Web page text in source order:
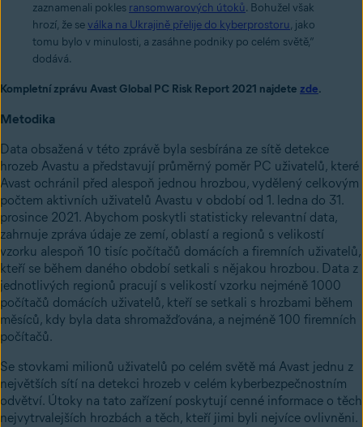
zaznamenali pokles ransomwarových útoků. Bohužel však
hrozí, že seválka na Ukrajině přelije do kyberprostoru, jako
tomu bylo v minulosti, a zasáhne podniky po celém světě,“
dodává.
Kompletní zprávu Avast Global PC Risk Report 2021 najdete zde.
Metodika
Data obsažená v této zprávě byla sesbírána ze sítě detekce
hrozeb Avastu a představují průměrný poměr PC uživatelů, které
Avast ochránil před alespoň jednou hrozbou, vydělený celkovým
počtem aktivních uživatelů Avastu v období od 1. ledna do 31.
prosince 2021. Abychom poskytli statisticky relevantní data,
zahrnuje zpráva údaje ze zemí, oblastí a regionů s velikostí
vzorku alespoň 10 tisíc počítačů domácích a firemních uživatelů,
kteří se během daného období setkali s nějakou hrozbou. Data z
jednotlivých regionů pracují s velikostí vzorku nejméně 1000
počítačů domácích uživatelů, kteří se setkali s hrozbami během
měsíců, kdy byla data shromažďována, a nejméně 100 firemních
počítačů.
Se stovkami milionů uživatelů po celém světě má Avast jednu z
největších sítí na detekci hrozeb v celém kyberbezpečnostním
odvětví. Útoky na tato zařízení poskytují cenné informace o těch
nejvytrvalejších hrozbách a těch, kteří jimi byli nejvíce ovlivněni.